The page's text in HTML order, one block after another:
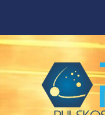
content